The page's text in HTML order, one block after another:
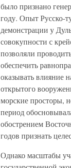
было признано
году. Опыт Русско-
демонстрации у
совокупности с
позволяли
обеспечить
оказывать влияние
открытого
морские просторы,
период
обострением
годов признать
Однако масштабы